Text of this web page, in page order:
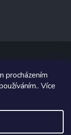
procházením
Více
práva vyhrazena.